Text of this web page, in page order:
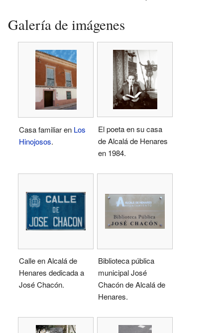
Galería de imágenes
Casa familiar en Los
Hinojosos.
El poeta en su casa
de Alcalá de Henares
en 1984.
Calle en Alcalá de
Henares dedicada a
José Chacón.
Biblioteca pública
municipal José
Chacón de Alcalá de
Henares.